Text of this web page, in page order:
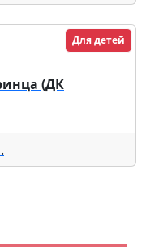
Для детей
(ДК